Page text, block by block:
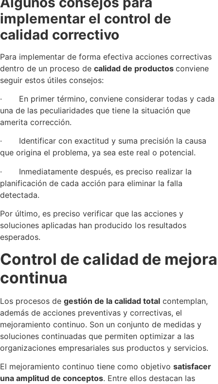
implementar el control de
calidad correctivo
Para implementar de forma efectiva acciones correctivas
dentro de un proceso de calidad de productos conviene
seguir estos útiles consejos:
· En primer término, conviene considerar todas y cada
una de las peculiaridades que tiene la situación que
amerita corrección.
· Identificar con exactitud y suma precisión la causa
que origina el problema, ya sea este real o potencial.
· Inmediatamente después, es preciso realizar la
planificación de cada acción para eliminar la falla
detectada.
Por último, es preciso verificar que las acciones y
soluciones aplicadas han producido los resultados
esperados.
Control de calidad de mejora
continua
Los procesos de gestión de la calidad total contemplan,
además de acciones preventivas y correctivas, el
mejoramiento continuo. Son un conjunto de medidas y
soluciones continuadas que permiten optimizar a las
organizaciones empresariales sus productos y servicios.
El mejoramiento continuo tiene como objetivo satisfacer
una amplitud de conceptos. Entre ellos destacan las